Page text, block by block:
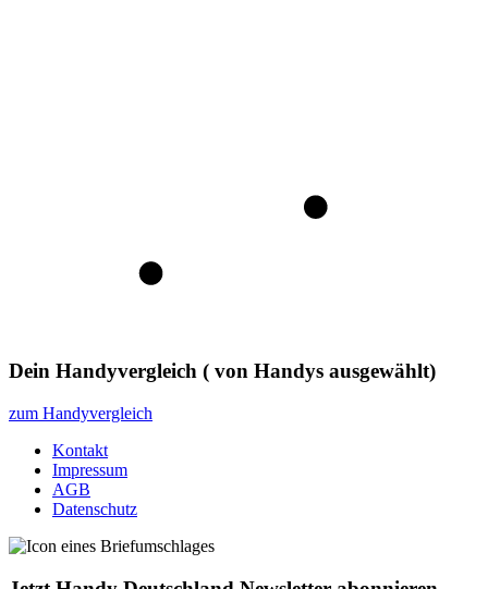
Dein Handyvergleich ( von Handys ausgewählt)
zum Handyvergleich
Kontakt
Impressum
AGB
Datenschutz